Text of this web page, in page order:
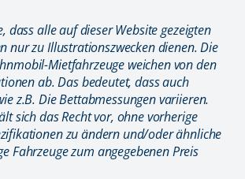
dass alle auf dieser Website gezeigten
nur zu Illustrationszwecken dienen. Die
Mietfahrzeuge weichen von den
ab. Das bedeutet, dass auch
z.B. Die Bettabmessungen variieren.
sich das Recht vor, ohne vorherige
zu ändern und/oder ähnliche
Fahrzeuge zum angegebenen Preis